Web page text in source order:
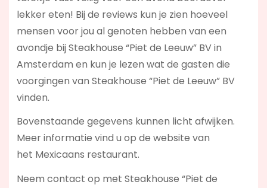
lekker eten! Bij de reviews kun je zien hoeveel
mensen voor jou al genoten hebben van een
avondje bij Steakhouse “Piet de Leeuw” BV in
Amsterdam en kun je lezen wat de gasten die
voorgingen van Steakhouse “Piet de Leeuw” BV
vinden.
Bovenstaande gegevens kunnen licht afwijken.
Meer informatie vind u op de website van
het Mexicaans restaurant.
Neem contact op met Steakhouse “Piet de